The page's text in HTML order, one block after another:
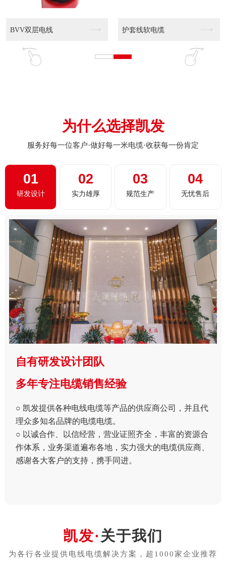
WDZ-YJY 0.... WDZ-YJY 0....
为什么选择凯发
服务好每一位客户·做好每一米电缆·收获每一份肯定
01
研发设计
02
实力雄厚
03
规范生产
04
无忧售后
自有研发设计团队
多年专注电缆销售经验
○ 凯发提供各种电线电缆等产品的供应商公司，并且代
理众多知名品牌的电缆电缆。
○ 以诚合作、以信经营，营业证照齐全，丰富的资源合
作体系，业务渠道遍布各地，实力强大的电缆供应商、
感谢各大客户的支持，携手同进。
关于我们